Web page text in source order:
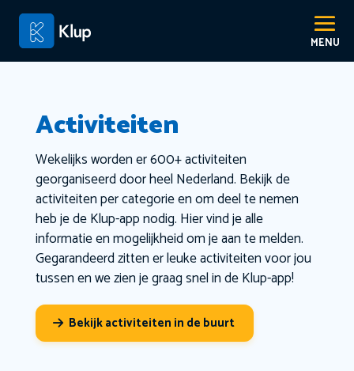
Activiteiten
Wekelijks worden er 600+ activiteiten
georganiseerd door heel Nederland. Bekijk de
activiteiten per categorie en om deel te nemen
heb je de Klup-app nodig. Hier vind je alle
informatie en mogelijkheid om je aan te melden.
Gegarandeerd zitten er leuke activiteiten voor jou
tussen en we zien je graag snel in de Klup-app!
Bekijk activiteiten in de buurt